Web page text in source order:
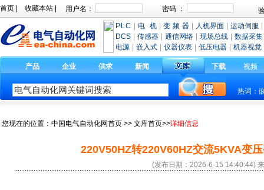
首页 收藏本站
PLC 电 机 变 频 器 人机界面 运动伺服
DCS
传感器 通信网络 现场总线
数据采集
电源
嵌入式 仪器仪表 低压电器 机器视觉
产品 企业 供求 新闻 下载 视频
热词：
您现在的位置： 中国电气自动化网首页 >> 文库首页>>详细信息
220V50HZ转220V60HZ交流5KVA变
(发布日期：2026-6-15 14:40:44)